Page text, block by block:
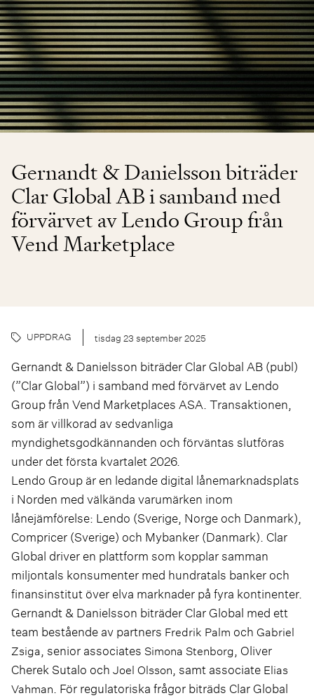
Gernandt & Danielsson biträder
Clar Global AB i samband med
förvärvet av Lendo Group från
Vend Marketplace
UPPDRAG tisdag 23 september 2025
Gernandt & Danielsson biträder Clar Global AB (publ)
(”Clar Global”) i samband med förvärvet av Lendo
Group från Vend Marketplaces ASA. Transaktionen,
som är villkorad av sedvanliga
myndighetsgodkännanden och förväntas slutföras
under det första kvartalet 2026.
Lendo Group är en ledande digital lånemarknadsplats
i Norden med välkända varumärken inom
lånejämförelse: Lendo (Sverige, Norge och Danmark),
Compricer (Sverige) och Mybanker (Danmark). Clar
Global driver en plattform som kopplar samman
miljontals konsumenter med hundratals banker och
finansinstitut över elva marknader på fyra kontinenter.
Gernandt & Danielsson biträder Clar Global med ett
team bestående av partners Fredrik Palm och Gabriel
Zsiga, senior associates Simona Stenborg, Oliver
Cherek Sutalo och Joel Olsson, samt associate Elias
Vahman. För regulatoriska frågor biträds Clar Global